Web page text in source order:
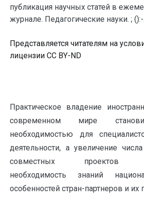
публикация научных статей в
журнале. Педагогические науки. ; ():-.
Представляется читателям на
лицензии CC BY-ND
Практическое владение
современном мире
необходимостью для
деятельности, а увеличение
совместных проектов
необходимость знаний
особенностей стран-партнеров и их